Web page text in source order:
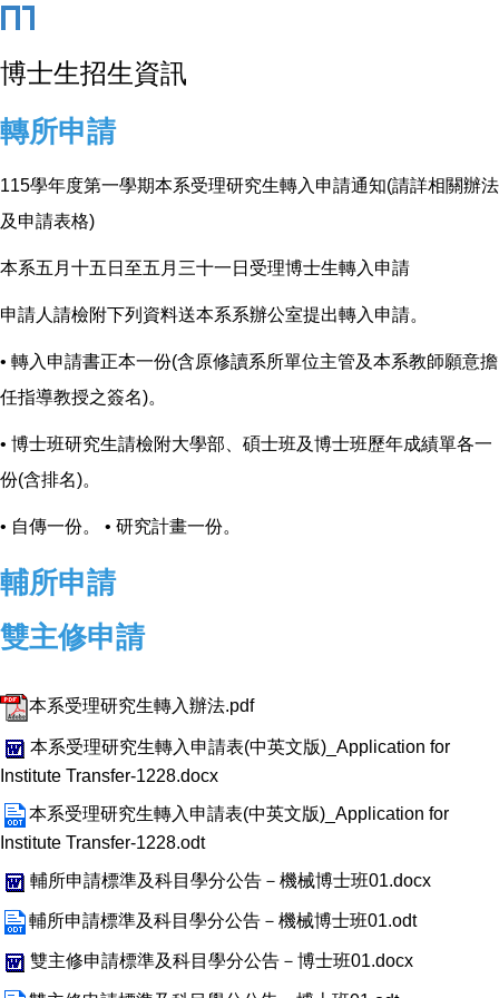
博士生招生資訊
轉所申請
115學年度第一學期本系受理研究生轉入申請通知(請詳相關辦法
及申請表格)
本系五月十五日至五月三十一日受理博士生轉入申請
申請人請檢附下列資料送本系系辦公室提出轉入申請。
• 轉入申請書正本一份(含原修讀系所單位主管及本系教師願意擔
任指導教授之簽名)。
• 博士班研究生請檢附大學部、碩士班及博士班歷年成績單各一
份(含排名)。
• 自傳一份。 • 研究計畫一份。
輔所申請
雙主修申請
本系受理研究生轉入辦法.pdf
本系受理研究生轉入申請表(中英文版)_Application for
Institute Transfer-1228.docx
本系受理研究生轉入申請表(中英文版)_Application for
Institute Transfer-1228.odt
輔所申請標準及科目學分公告－機械博士班01.docx
輔所申請標準及科目學分公告－機械博士班01.odt
雙主修申請標準及科目學分公告－博士班01.docx